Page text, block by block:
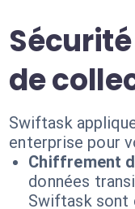
de
Swiftask
enterprise pour
Chiffrement
données
Swiftask sont